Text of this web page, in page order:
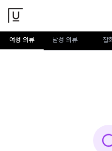
여성 의류 남성 의류 잡